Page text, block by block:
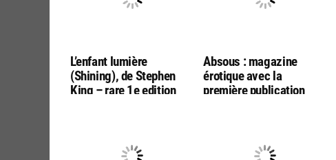
L’enfant lumière
(Shining), de Stephen
King – rare 1e edition
Absous : magazine
érotique avec la
première publication